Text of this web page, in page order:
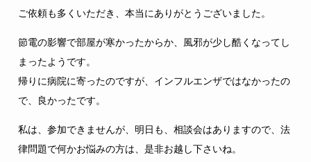
ご依頼も多くいただき、本当にありがとうございました。
節電の影響で部屋が寒かったからか、風邪が少し酷くなってし
まったようです。
帰りに病院に寄ったのですが、インフルエンザではなかったの
で、良かったです。
私は、参加できませんが、明日も、相談会はありますので、法
律問題で何かお悩みの方は、是非お越し下さいね。